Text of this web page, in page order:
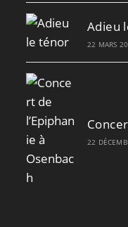
Adieu
22 MARS
22